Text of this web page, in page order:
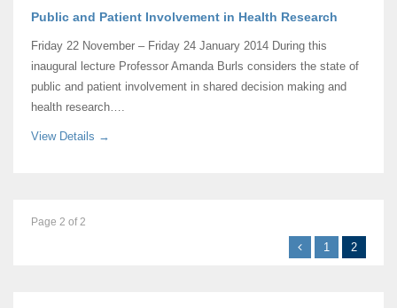
Public and Patient Involvement in Health Research
Friday 22 November – Friday 24 January 2014 During this
inaugural lecture Professor Amanda Burls considers the state of
public and patient involvement in shared decision making and
health research….
View Details →
Page 2 of 2
1 2